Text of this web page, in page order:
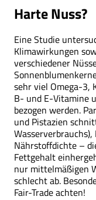
Harte Nuss?
Eine Studie
Klimawirkungen
verschiedener
sehr viel Omega-3,
B- und E-Vitamine
bezogen werden.
und Pistazien
Nährstoffdichte –
Fettgehalt
nur mittelmäßigen
schlecht ab.
Fair-Trade achten!